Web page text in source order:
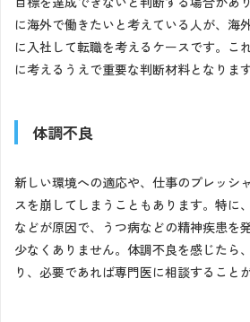
に海外で働きたいと考えている人が、海
に入社して転職を考えるケースです。こ
に考えるうえで重要な判断材料となります
体調不良
新しい環境への適応や、仕事のプレッシ
スを崩してしまうこともあります。特に
などが原因で、うつ病などの精神疾患を
少なくありません。体調不良を感じたら
り、必要であれば専門医に相談すること